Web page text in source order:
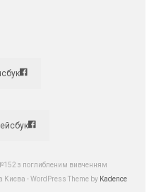
№152 з поглибленим вивченням
Києва - WordPress Theme by Kadence